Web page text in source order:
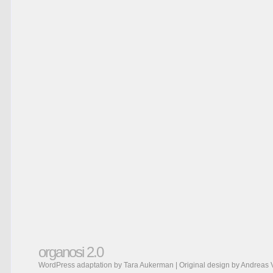
organosi 2.0
WordPress adaptation by Tara Aukerman | Original design byAndreas